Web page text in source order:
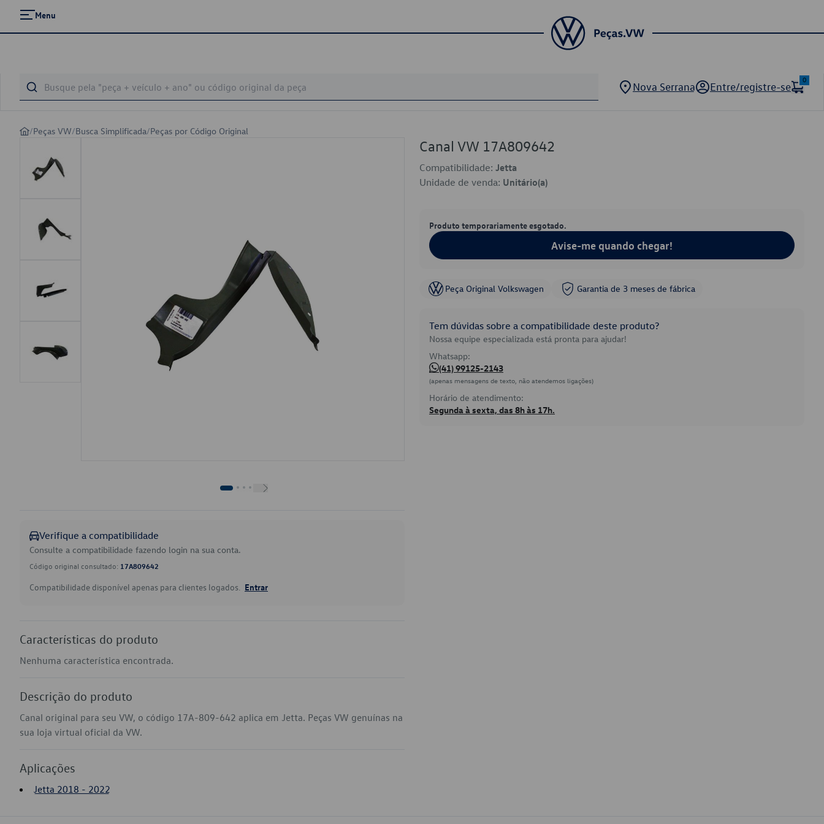
Menu
Nova Serrana Entre/registre-se
0
/Peças VW/Busca Simplificada/Peças por Código Original
Verifique a compatibilidade
Consulte a compatibilidade fazendo login na sua conta.
Código original consultado: 17A809642
Compatibilidade disponível apenas para clientes logados. Entrar
Características do produto
Nenhuma característica encontrada.
Descrição do produto
Canal original para seu VW, o código 17A-809-642 aplica em Jetta. Peças VW genuínas na
sua loja virtual oficial da VW.
Aplicações
Jetta 2018 - 2022
Canal VW 17A809642
Compatibilidade: Jetta
Unidade de venda: Unitário(a)
Produto temporariamente esgotado.
Avise-me quando chegar!
Peça Original Volkswagen Garantia de 3 meses de fábrica
Tem dúvidas sobre a compatibilidade deste produto?
Nossa equipe especializada está pronta para ajudar!
Whatsapp:
(41) 99125-2143
(apenas mensagens de texto, não atendemos ligações)
Horário de atendimento:
Segunda à sexta, das 8h às 17h.